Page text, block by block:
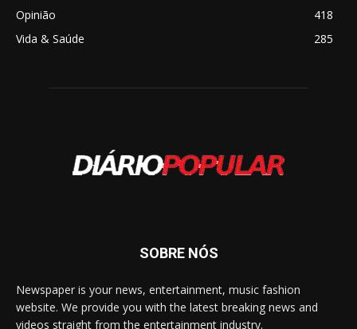
Opinião
418
Vida & Saúde
285
SOBRE NÓS
Newspaper is your news, entertainment, music fashion
website. We provide you with the latest breaking news and
videos straight from the entertainment industry.